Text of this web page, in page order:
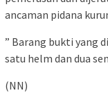
ancaman pidana
” Barang bukti yang
satu helm dan dua
(NN)